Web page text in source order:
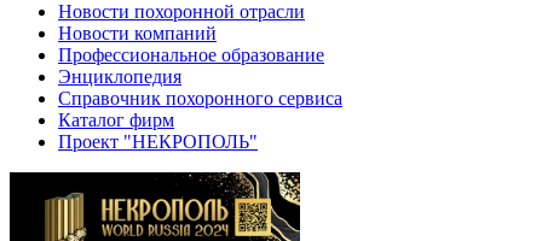
Новости похоронной отрасли
Новости компаний
Профессиональное образование
Энциклопедия
Справочник похоронного сервиса
Каталог фирм
Проект "НЕКРОПОЛЬ"